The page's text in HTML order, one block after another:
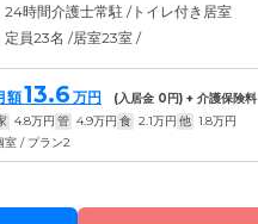
24時間介護士常駐 /トイレ付き居室
定員23名 /居室23室 /
額13.6 万円 (入居金 0円) + 介護保険料
4.8万円 管 4.9万円 食 2.1万円 他 1.8万円
室 / プラン2